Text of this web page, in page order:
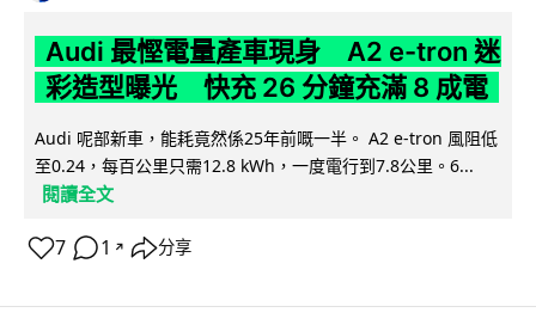
Audi 最慳電量產車現身 A2 e-tron 迷
彩造型曝光 快充 26 分鐘充滿 8 成電
Audi 呢部新車，能耗竟然係25年前嘅一半。 A2 e-tron 風阻低
至0.24，每百公里只需12.8 kWh，一度電行到7.8公里。6...
閱讀全文
7 1 ↗ 分享